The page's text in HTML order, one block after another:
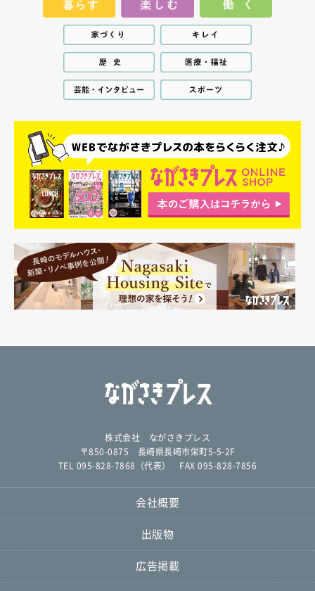
株式会社 ながさきプレス
〒850-0875 長崎県長崎市栄町5-5-2F
TEL 095-828-7868（代表） FAX 095-828-7856
会社概要
出版物
広告掲載